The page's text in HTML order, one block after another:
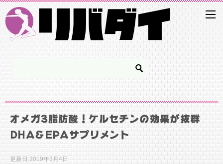
オメガ3脂肪酸！ケルセチンの効果が抜群
DHA&EPAサプリメント
更新日:2019年3月4日